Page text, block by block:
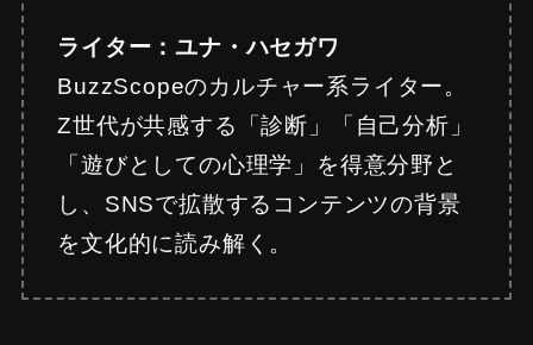
ライター：ユナ・ハセガワ
BuzzScopeのカルチャー系ライター。
Z世代が共感する「診断」「自己分析」
「遊びとしての心理学」を得意分野と
し、SNSで拡散するコンテンツの背景
を文化的に読み解く。